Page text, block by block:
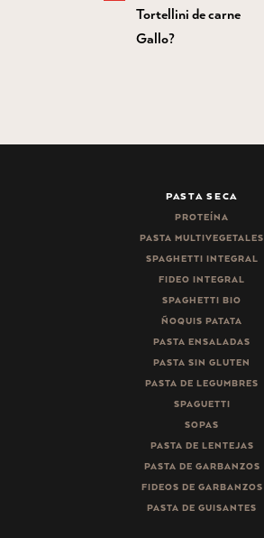
Tortellini de carne
Gallo?
PASTA SECA
PROTEÍNA
PASTA MULTIVEGETALES
SPAGHETTI INTEGRAL
FIDEO INTEGRAL
SPAGHETTI BIO
ÑOQUIS PATATA
PASTA ENSALADAS
PASTA SIN GLUTEN
PASTA DE LEGUMBRES
SPAGUETTI
SOPAS
PASTA DE LENTEJAS
PASTA DE GARBANZOS
FIDEOS DE GARBANZOS
PASTA DE GUISANTES